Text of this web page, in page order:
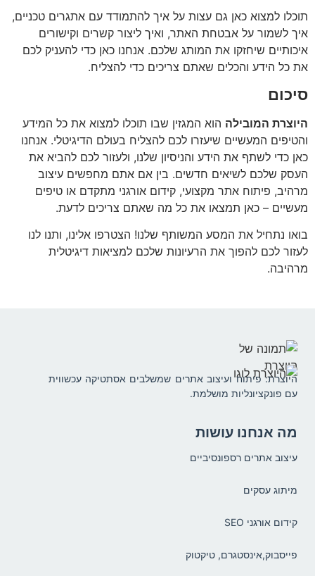
תוכלו למצוא כאן גם עצות על איך להתמודד עם אתגרים טכניים,
איך לשמור על אבטחת האתר, ואיך ליצור קשרים וקישורים
איכותיים שיחזקו את המותג שלכם. אנחנו כאן כדי להעניק לכם
את כל הידע והכלים שאתם צריכים כדי להצליח.
סיכום
היוצרת המובילה הוא המגזין שבו תוכלו למצוא את כל המידע
והטיפים המעשיים שיעזרו לכם להצליח בעולם הדיגיטלי. אנחנו
כאן כדי לשתף את הידע והניסיון שלנו, ולעזור לכם להביא את
העסק שלכם לשיאים חדשים. בין אם אתם מחפשים עיצוב
מרהיב, פיתוח אתר מקצועי, קידום אורגני מתקדם או טיפים
מעשיים – כאן תמצאו את כל מה שאתם צריכים לדעת.
בואו נתחיל את המסע המשותף שלנו! הצטרפו אלינו, ותנו לנו
לעזור לכם להפוך את הרעיונות שלכם למציאות דיגיטלית
מרהיבה.
היוצרת: פיתוח ועיצוב אתרים שמשלבים אסתטיקה עכשווית
עם פונקציונליות מושלמת.
מה אנחנו עושות
עיצוב אתרים רספונסיביים
מיתוג עסקים
קידום אורגני SEO
פייסבוק,אינסטגרם, טיקטוק